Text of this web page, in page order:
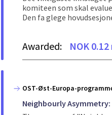
komiteen som skal
Den fa glege
Awarded: NOK
OST-Øst-Europa-
Neighbourly Asymmetry: